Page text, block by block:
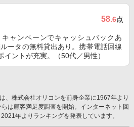
58.6点
ャンペーンでキャッシュバックあ
ータの無料貸出あり。携帯電話回線
イントが充実。（50代／男性）
、株式会社オリコンを前身企業に1967年より
は顧客満足度調査を開始。インターネット回
年よりランキングを発表しています。